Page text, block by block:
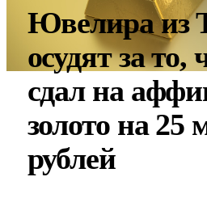
Ювелира из
осудят за то,
сдал на
золото на 25
рублей